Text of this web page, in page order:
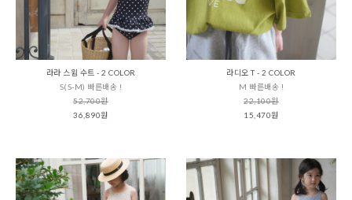
라라 스윔 수트 - 2 COLOR
S(S-M) 빠른배송 !
52,700원
36,890원
라디오 T - 2 COLOR
M 빠른배송 !
22,100원
15,470원